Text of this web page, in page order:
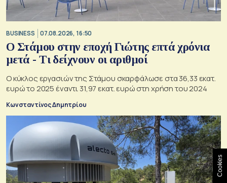
BUSINESS 07.08.2026, 16:50
Ο Στάμου στην εποχή Γιώτης επτά χρόνια
μετά - Τι δείχνουν οι αριθμοί
Ο κύκλος εργασιών της Στάμου σκαρφάλωσε στα 36,33 εκατ.
ευρώ το 2025 έναντι 31,97 εκατ. ευρώ στη χρήση του 2024
Κωνσταντίνος Δημητρίου
Cookies